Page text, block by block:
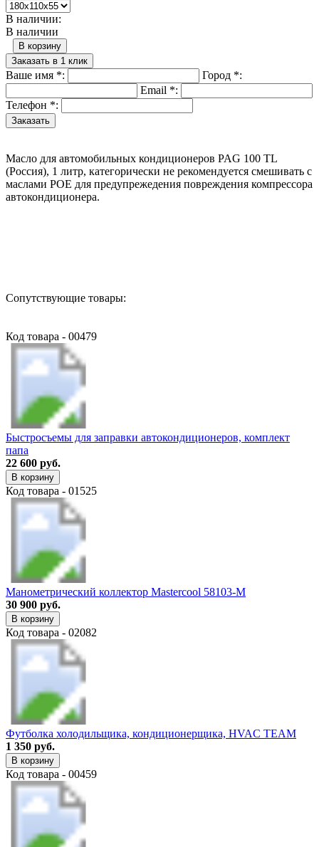
В наличии:
В наличии
В корзину
Заказать в 1 клик
Ваше имя *: Город *:
Email *:
Телефон *:
Масло для автомобильных кондиционеров PAG 100 TL
(Россия), 1 литр, категорически не рекомендуется смешивать с
маслами POE для предупрежедения повреждения компрессора
автокондиционера.
Сопутствующие товары:
Код товара - 00479
Быстросъемы для заправки автокондиционеров, комплект
папа
22 600 руб.
В корзину
Код товара - 01525
Манометрический коллектор Mastercool 58103-M
30 900 руб.
В корзину
Код товара - 02082
Футболка холодильщика, кондиционерщика, HVAC TEAM
1 350 руб.
В корзину
Код товара - 00459